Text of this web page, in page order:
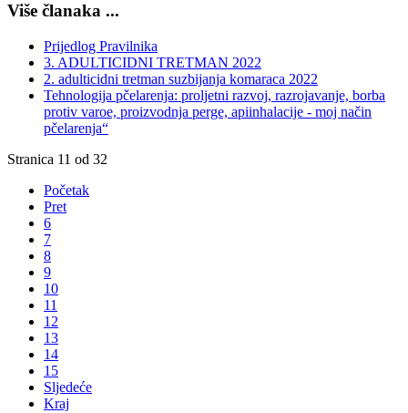
Više članaka ...
Prijedlog Pravilnika
3. ADULTICIDNI TRETMAN 2022
2. adulticidni tretman suzbijanja komaraca 2022
Tehnologija pčelarenja: proljetni razvoj, razrojavanje, borba
protiv varoe, proizvodnja perge, apiinhalacije - moj način
pčelarenja“
Stranica 11 od 32
Početak
Pret
6
7
8
9
10
11
12
13
14
15
Sljedeće
Kraj